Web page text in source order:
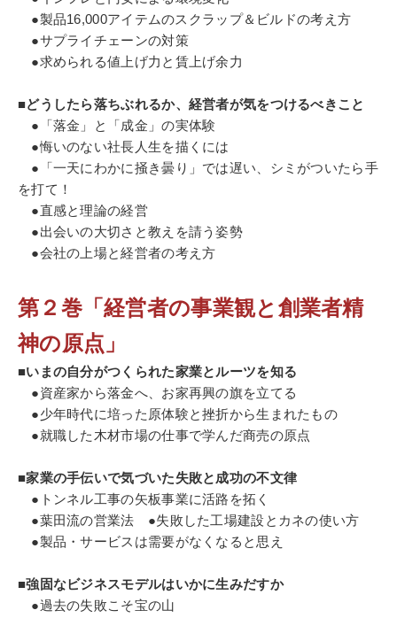
●製品16,000アイテムのスクラップ＆ビルドの考え方
●サプライチェーンの対策
●求められる値上げ力と賃上げ余力
■どうしたら落ちぶれるか、経営者が気をつけるべきこと
●「落金」と「成金」の実体験
●悔いのない社長人生を描くには
●「一天にわかに掻き曇り」では遅い、シミがついたら手
を打て！
●直感と理論の経営
●出会いの大切さと教えを請う姿勢
●会社の上場と経営者の考え方
第２巻「経営者の事業観と創業者精
神の原点」
■いまの自分がつくられた家業とルーツを知る
●資産家から落金へ、お家再興の旗を立てる
●少年時代に培った原体験と挫折から生まれたもの
●就職した木材市場の仕事で学んだ商売の原点
■家業の手伝いで気づいた失敗と成功の不文律
●トンネル工事の矢板事業に活路を拓く
●葉田流の営業法 ●失敗した工場建設とカネの使い方
●製品・サービスは需要がなくなると思え
■強固なビジネスモデルはいかに生みだすか
●過去の失敗こそ宝の山